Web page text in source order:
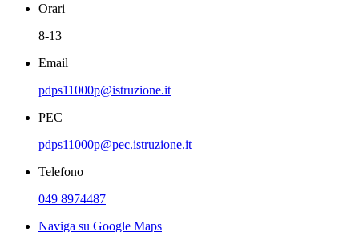
Orari
8-13
Email
pdps11000p@istruzione.it
PEC
pdps11000p@pec.istruzione.it
Telefono
049 8974487
Naviga su Google Maps